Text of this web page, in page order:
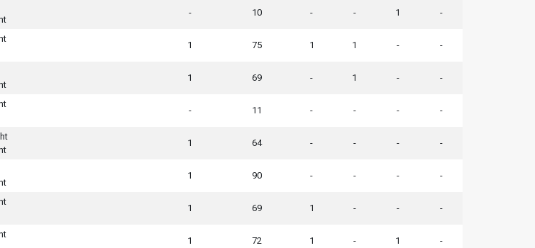
- 10 - - 1 -
1 75 1 1 - -
1 69 - 1 - -
- 11 - - - -
1 64 - - - -
1 90 - - - -
1 69 1 - - -
1 72 1 - 1 -